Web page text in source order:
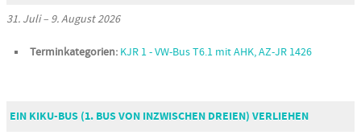
31. Juli– 9. August 2026
Terminkategorien: KJR 1 - VW-Bus T6.1 mit AHK, AZ-JR 1426
EIN KIKU-BUS (1. BUS VON INZWISCHEN DREIEN) VERLIEHEN